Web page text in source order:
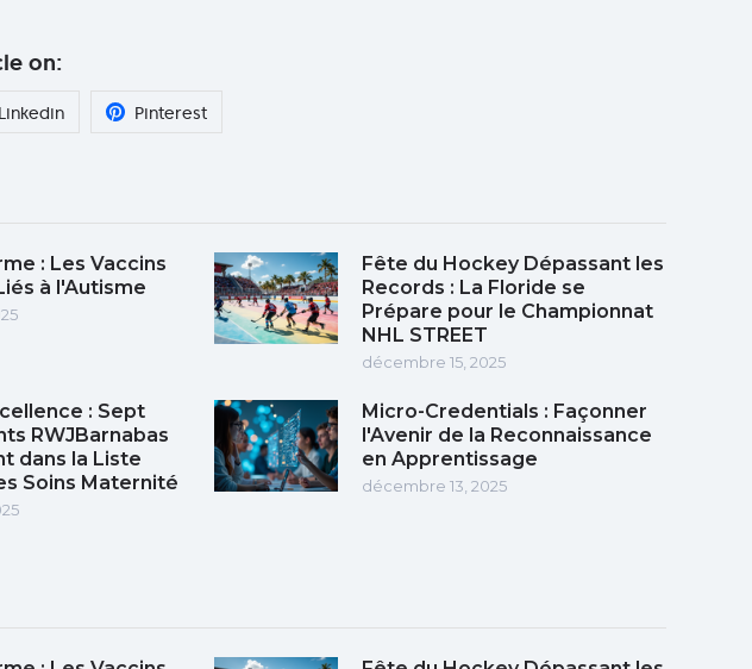
on:
Linkedin Pinterest
: Les Vaccins
à l'Autisme
Fête du Hockey Dépassant les
Records : La Floride se
Prépare pour le Championnat
NHL STREET
décembre 15, 2025
: Sept
RWJBarnabas
dans la Liste
Soins Maternité
Micro-Credentials : Façonner
l'Avenir de la Reconnaissance
en Apprentissage
décembre 13, 2025